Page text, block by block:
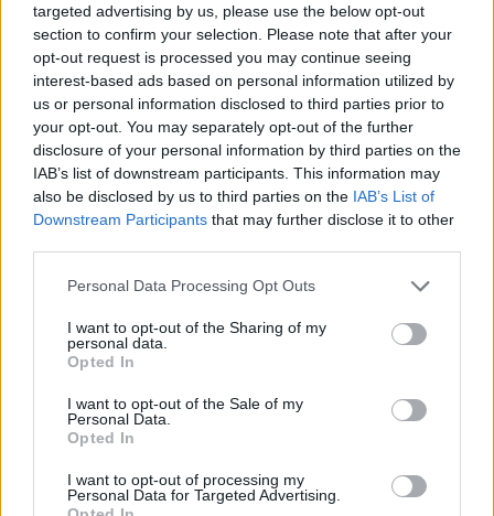
targeted advertising by us, please use the below opt-out
section to confirm your selection. Please note that after your
opt-out request is processed you may continue seeing
interest-based ads based on personal information utilized by
us or personal information disclosed to third parties prior to
your opt-out. You may separately opt-out of the further
disclosure of your personal information by third parties on the
IAB’s list of downstream participants. This information may
also be disclosed by us to third parties on the IAB’s List of
Downstream Participants that may further disclose it to other
Personal Data Processing Opt Outs
I want to opt-out of the Sharing of my
personal data.
Opted In
I want to opt-out of the Sale of my
Personal Data.
Opted In
I want to opt-out of processing my
Personal Data for Targeted Advertising.
Acțiunea Conservatoare (Târziu)
PDF (Lazarus)
PUSL (D. Voiculescu)
PNȚCD (Pavelescu)
PNCR (Terheș)
Partidul Patrioților (Surugiu)
FAR (Coarnă)
România pe Primul Loc (Ponta)
Altul
Arhiva sondajelor